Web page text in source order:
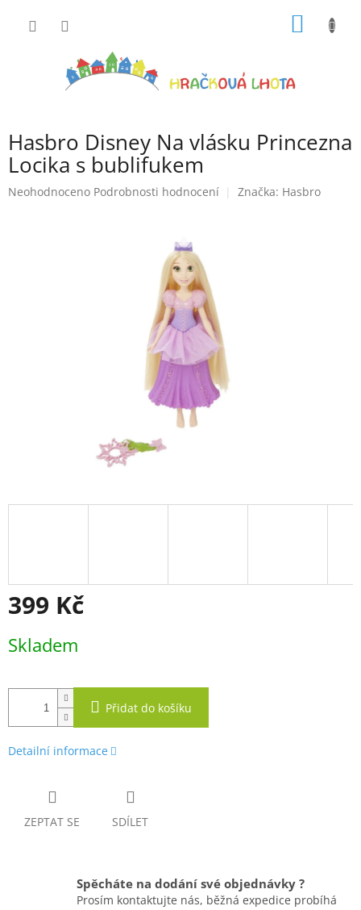
Hasbro Disney Na vlásku Princezna
Locika s bublifukem
Průměrné
Neohodnoceno Podrobnosti hodnocení Značka: Hasbro
399 Kč
cena:
Skladem
Přidat do košíku
Detailní informace
ZEPTAT SE SDÍLET
Spěcháte na dodání své objednávky ?
Prosím kontaktujte nás, běžná expedice probíhá